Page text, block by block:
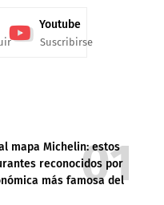
Youtube
Suscribirse
mapa Michelin: estos
reconocidos por
más famosa del